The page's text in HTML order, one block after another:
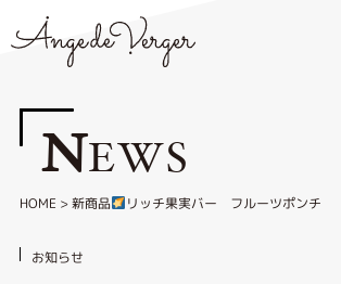
NEWS
HOME >新商品 リッチ果実バー フルーツポンチ
お知らせ